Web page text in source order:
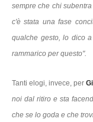
sempre che chi
c'è stata una fase
qualche gesto, lo dico
rammarico per questo".
Tanti elogi, invece, per
noi dal ritiro e sta
che se lo goda e che